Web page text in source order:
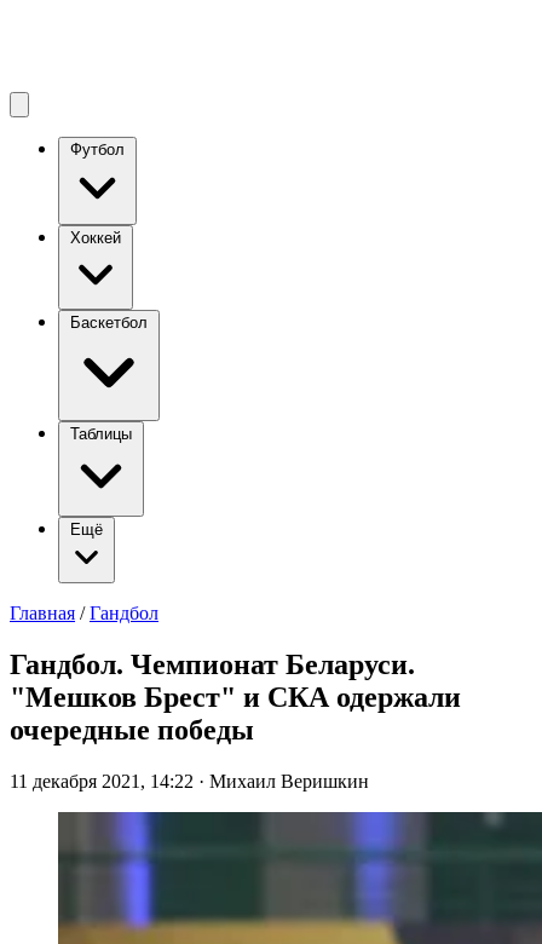
Футбол
Хоккей
Баскетбол
Таблицы
Ещё
Главная / Гандбол
Гандбол. Чемпионат Беларуси.
"Мешков Брест" и СКА одержали
очередные победы
11 декабря 2021, 14:22 · Михаил Веришкин